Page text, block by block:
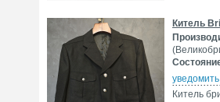
Китель
Китель